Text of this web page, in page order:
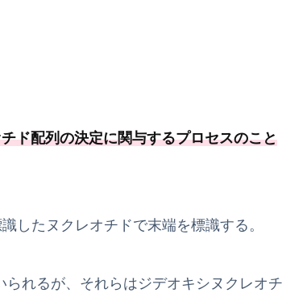
ド配列の決定に関与するプロセスのこと
したヌクレオチドで末端を標識する。
れるが、それらはジデオキシヌクレオチ